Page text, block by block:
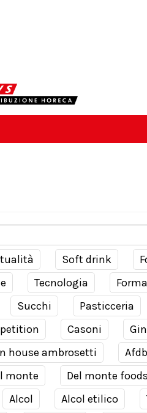
Soft drink
Tecnologia
Succhi Pasticceria
Casoni
house ambrosetti Afdb
monte Del monte foods
Alcol Alcol etilico